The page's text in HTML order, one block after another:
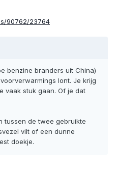
90762/23764
benzine branders uit China)
lont. Je krijg
vaak stuk gaan. Of je dat
tussen de twee gebruikte
vilt of een dunne
doekje.